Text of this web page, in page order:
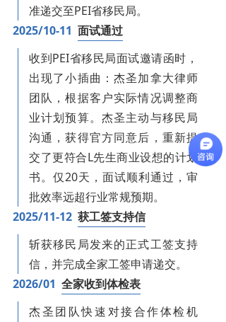
准递交至PEI省移民局。
2025/10-11 面试通过
收到PEI省移民局面试邀请函时，
出现了小插曲：杰圣加拿大律师
团队，根据客户实际情况调整商
业计划预算。杰圣主动与移民局
沟通，获得官方同意后，重新提
交了更符合L先生商业设想的计划
书。仅20天，面试顺利通过，审
批效率远超行业常规预期。
2025/11-12 获工签支持信
斩获移民局发来的正式工签支持
信，并完成全家工签申请递交。
2026/01 全家收到体检表
杰圣团队快速对接合作体检机